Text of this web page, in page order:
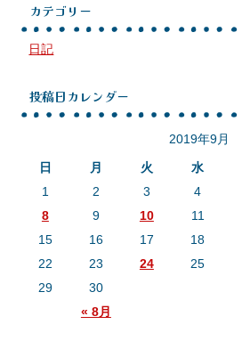
カテゴリー
日記
投稿日カレンダー
2019年9月
日
月 火 水
« 8月
1 2 3 4
8
9 10 11
15
16 17 18
22
23 24 25
29
30